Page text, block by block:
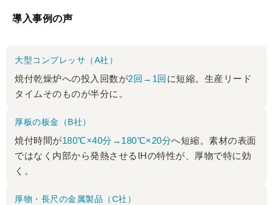
導入事例の声
大型コンプレッサ（A社）
焼付乾燥炉への投入回数が2回→1回に短縮。生産リード
タイムそのものが半分に。
厚板の板金（B社）
焼付時間が180℃×40分→180℃×20分へ短縮。素材の表面
ではなく内部から発熱させるIHの特性が、厚物で特に効
く。
厚物・長尺の金属製品（C社）